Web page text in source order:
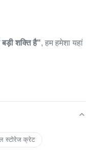
शक्ति है", हम हमेशा यहां
स्टोरेज क्रेट